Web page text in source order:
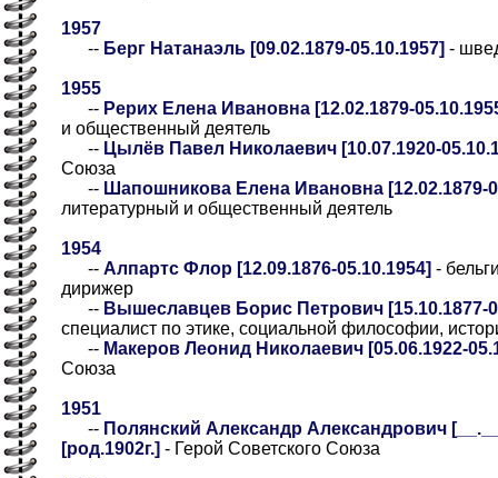
1957
-- Берг Натанаэль [09.02.1879-05.10.1957] -
1955
-- Рерих Елена Ивановна [12.02.1879-
и общественный деятель
-- Цылёв Павел Николаевич [10.07.1920-
Союза
-- Шапошникова Елена Ивановна [12.02.1879-
литературный и общественный деятель
1954
-- Алпартс Флор [12.09.1876-05.10.1954] -
дирижер
-- Вышеславцев Борис Петрович [15.10.1877-
специалист по этике, социальной философии,
-- Макеров Леонид Николаевич [05.06.1922-
Союза
1951
-- Полянский Александр Александрович
[род.1902г.] - Герой Советского Союза